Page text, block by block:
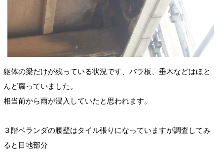
躯体の梁だけが残っている状況です、バラ板、垂木などはほと
んど腐っていました。
相当前から雨が浸入していたと思われます。
３階ベランダの腰壁はタイル張りになっていますが調査してみ
ると目地部分